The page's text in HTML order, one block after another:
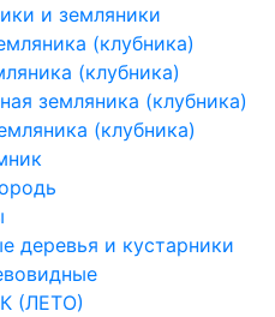
и земляники
(клубника)
(клубника)
земляника (клубника)
(клубника)
деревья и кустарники
(ЛЕТО)